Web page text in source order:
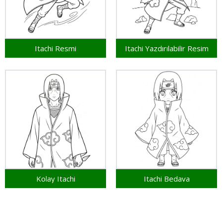
Itachi Resmi Itachi Yazdırılabilir Resim
Kolay Itachi Itachi Bedava